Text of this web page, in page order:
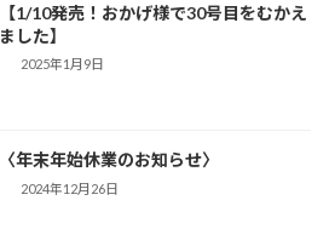
【1/10発売！おかげ様で30号目をむかえ
ました】
2025年1月9日
〈年末年始休業のお知らせ〉
2024年12月26日